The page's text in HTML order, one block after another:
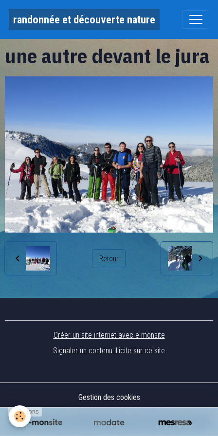
randonnée et découverte nature
une autre devant le jura
Retour
Créer un site internet avec e-monsite
Signaler un contenu illicite sur ce site
Gestion des cookies
SPONSORS